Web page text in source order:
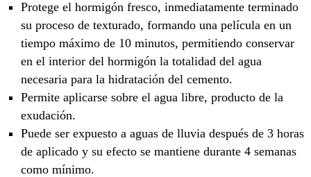
Protege el hormigón fresco, inmediatamente terminado
su proceso de texturado, formando una película en un
tiempo máximo de 10 minutos, permitiendo conservar
en el interior del hormigón la totalidad del agua
necesaria para la hidratación del cemento.
Permite aplicarse sobre el agua libre, producto de la
exudación.
Puede ser expuesto a aguas de lluvia después de 3 horas
de aplicado y su efecto se mantiene durante 4 semanas
como mínimo.